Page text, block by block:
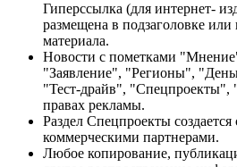
Гиперссылка (для интернет-
размещена в подзаголовке или
материала.
Новости с пометками
"Заявление", "Регионы",
"Тест-драйв",
правах рекламы.
Раздел Спецпроекты создается
коммерческими партнерами.
Любое копирование,